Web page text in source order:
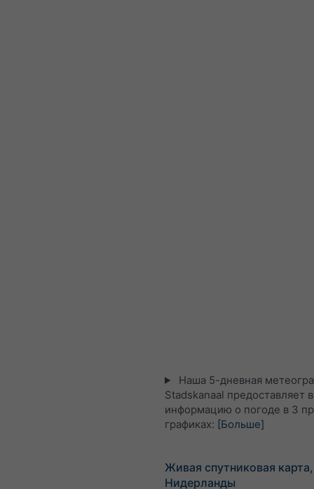
Наша 5-дневная
Stadskanaal предоставляет
информацию о погоде в 3
графиках: [Больше]
Живая спутниковая карта,
Нидерланды